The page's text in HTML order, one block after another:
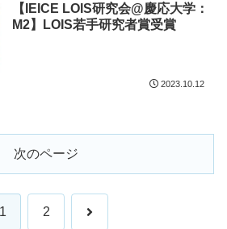
【IEICE LOIS研究会@慶応大学：
M2】LOIS若手研究者賞受賞
2023.10.12
次のページ
1 2 次